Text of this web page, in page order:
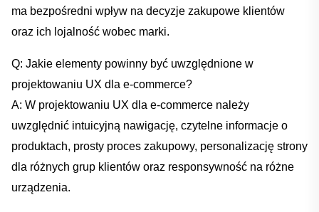
ma bezpośredni ⁣wpływ ⁣na decyzje zakupowe⁢ klientów
oraz ich‌ lojalność​ wobec ‍marki.
Q: ​Jakie elementy powinny ⁣być uwzględnione w
projektowaniu ⁣UX⁣ dla e-commerce?
A: W projektowaniu UX dla e-commerce należy
⁣uwzględnić intuicyjną nawigację, czytelne informacje ⁣o
produktach, prosty⁢ proces zakupowy, personalizację ⁤strony
dla ⁤różnych grup klientów‌ oraz⁢ responsywność na​ różne
‍urządzenia.